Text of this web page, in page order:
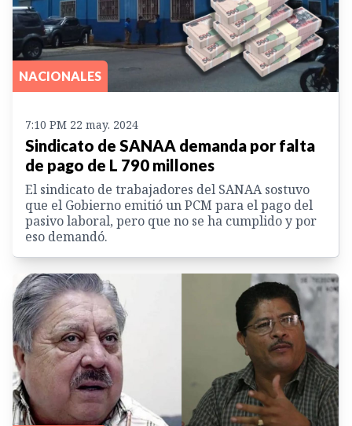
NACIONALES
7:10 PM 22 may. 2024
Sindicato de SANAA demanda por falta
de pago de L 790 millones
El sindicato de trabajadores del SANAA sostuvo
que el Gobierno emitió un PCM para el pago del
pasivo laboral, pero que no se ha cumplido y por
eso demandó.